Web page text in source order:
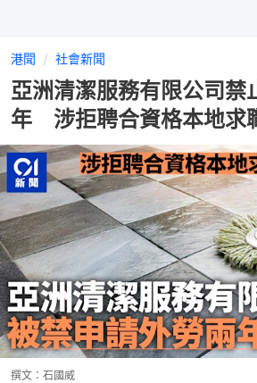
港聞 社會新聞
亞洲清潔服務有限公司禁
年 涉拒聘合資格本地求
撰文： 石國威